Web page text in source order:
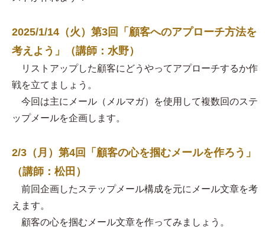
2025/1/14（火）第3回「顧客へのアプローチ方法を
考えよう」（講師：水野）
リストアップした顧客にどうやってアプローチするか作
戦を立てましょう。
今回は主にメール（メルマガ）を使用して複数回のステ
ップメールを企画します。
2/3（月）第4回「顧客の心を掴むメールを作ろう」
（講師：松田）
前回企画したステップメール構成を元にメール文章を考
えます。
顧客の心を掴むメール文章を作ってみましょう。